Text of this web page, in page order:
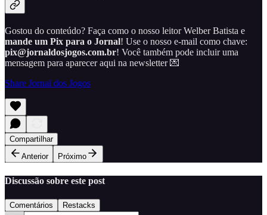
Gostou do conteúdo? Faça como o nosso leitor Welber Batista e
mande um Pix para o Jornal! Use o nosso e-mail como chave:
pix@jornaldosjogos.com.br! Você também pode incluir uma
mensagem para aparecer aqui na newsletter 💌
Share Jornal dos Jogos
Compartilhar
Anterior
Próximo
Discussão sobre este post
Comentários Restacks